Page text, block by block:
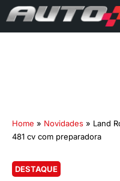
Home » Novidades » Land
481 cv com preparadora
DESTAQUE